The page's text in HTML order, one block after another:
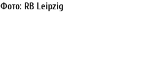
Фото: RB Leipzig